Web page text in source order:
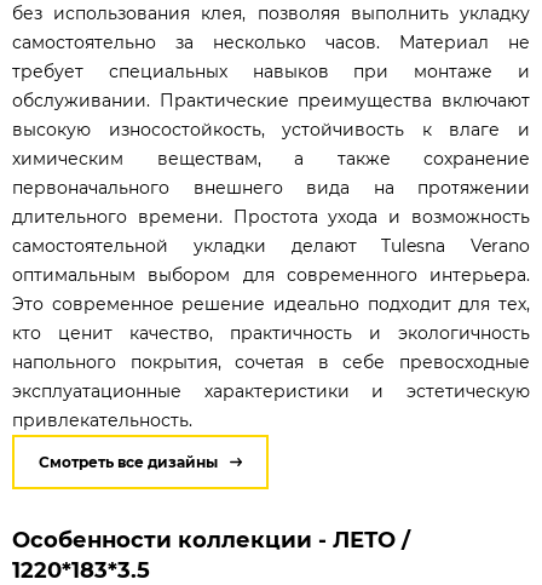
без использования клея, позволяя выполнить укладку
самостоятельно за несколько часов. Материал не
требует специальных навыков при монтаже и
обслуживании. Практические преимущества включают
высокую износостойкость, устойчивость к влаге и
химическим веществам, а также сохранение
первоначального внешнего вида на протяжении
длительного времени. Простота ухода и возможность
самостоятельной укладки делают Tulesna Verano
оптимальным выбором для современного интерьера.
Это современное решение идеально подходит для тех,
кто ценит качество, практичность и экологичность
напольного покрытия, сочетая в себе превосходные
эксплуатационные характеристики и эстетическую
привлекательность.
Смотреть все дизайны
Особенности коллекции - ЛЕТО /
1220*183*3.5